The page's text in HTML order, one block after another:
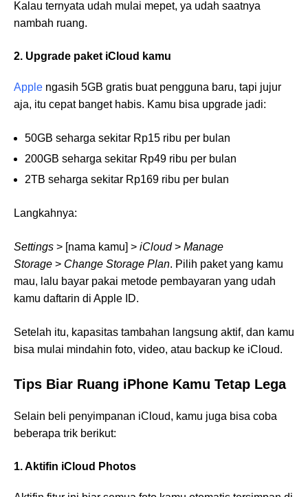
Kalau ternyata udah mulai mepet, ya udah saatnya
nambah ruang.
2. Upgrade paket iCloud kamu
Apple ngasih 5GB gratis buat pengguna baru, tapi jujur
aja, itu cepat banget habis. Kamu bisa upgrade jadi:
50GB seharga sekitar Rp15 ribu per bulan
200GB seharga sekitar Rp49 ribu per bulan
2TB seharga sekitar Rp169 ribu per bulan
Langkahnya:
Settings > [nama kamu] > iCloud> Manage
Storage > Change Storage Plan. Pilih paket yang kamu
mau, lalu bayar pakai metode pembayaran yang udah
kamu daftarin di Apple ID.
Setelah itu, kapasitas tambahan langsung aktif, dan kamu
bisa mulai mindahin foto, video, atau backup ke iCloud.
Tips Biar Ruang iPhone Kamu Tetap Lega
Selain beli penyimpanan iCloud, kamu juga bisa coba
beberapa trik berikut:
1. Aktifin iCloud Photos